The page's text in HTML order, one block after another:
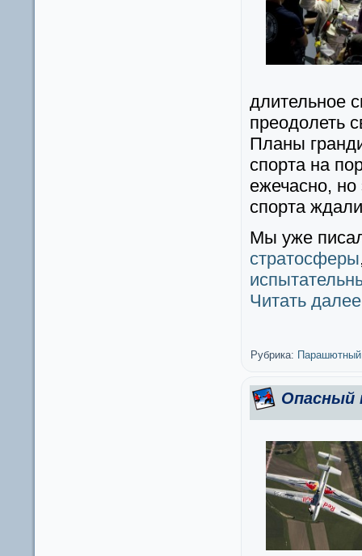
длительное
преодолеть
Планы
спорта на
ежечасно,
спорта
Мы уже
стратосферы
Читать
Рубрика: Парашютный
Опасный